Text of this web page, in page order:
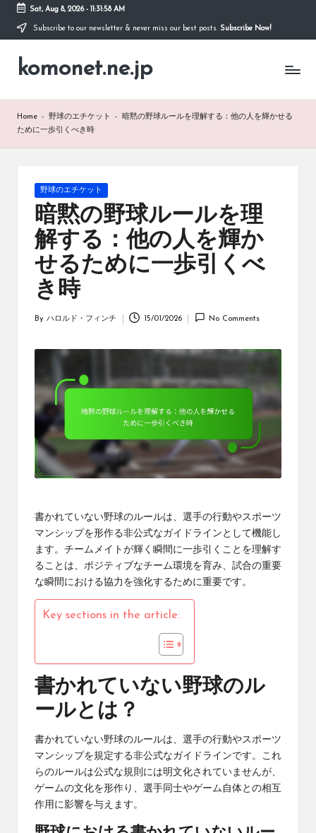
Skip
content
Sat, Aug 8, 2026- 11:31:59 AM
Subscribe to our newsletter & never miss our best posts. Subscribe Now!
komonet.ne.jp
Home - 野球のエチケット -
暗黙の野球ルールを理解する：他の人を輝かせる
ために一歩引くべき時
Posted
in
野球のエチケット
暗黙の野球ルールを理
解する：他の人を輝か
せるために一歩引くべ
き時
By ハロルド・フィンチ 15/01/2026 No Comments
書かれていない野球のルールは、選手の行動やスポーツ
マンシップを形作る非公式なガイドラインとして機能し
ます。チームメイトが輝く瞬間に一歩引くことを理解す
ることは、ポジティブなチーム環境を育み、試合の重要
な瞬間における協力を強化するために重要です。
Key sections in the article:
書かれていない野球のル
ールとは？
書かれていない野球のルールは、選手の行動やスポーツ
マンシップを規定する非公式なガイドラインです。これ
らのルールは公式な規則には明文化されていませんが、
ゲームの文化を形作り、選手同士やゲーム自体との相互
作用に影響を与えます。